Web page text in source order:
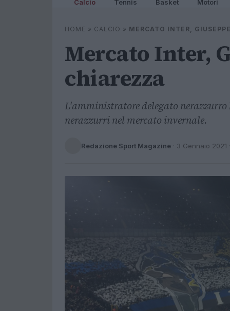
Calcio Tennis Basket Motori
HOME » CALCIO » MERCATO INTER,
Mercato Inter,
chiarezza
L'amministratore delegato
nerazzurri nel mercato invernale.
Redazione Sport Magazine · 3 Gennaio 2021